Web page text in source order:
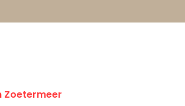
Zoetermeer